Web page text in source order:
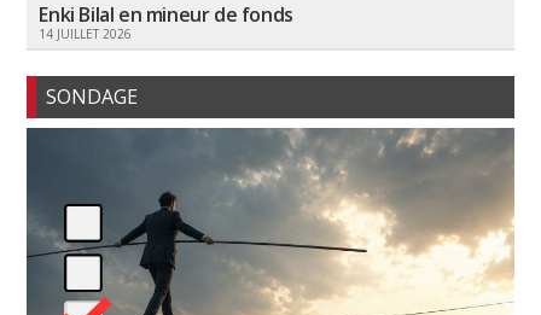
Enki Bilal en mineur de fonds
14 JUILLET 2026
SONDAGE